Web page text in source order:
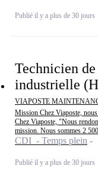
Publié il y a plus de 30 jours
Technicien
industrielle
VIAPOSTE
Mission Chez Viaposte,
Chez Viaposte, "Nous
mission. Nous sommes 2
CDI - Temps plein
Publié il y a plus de 30 jours